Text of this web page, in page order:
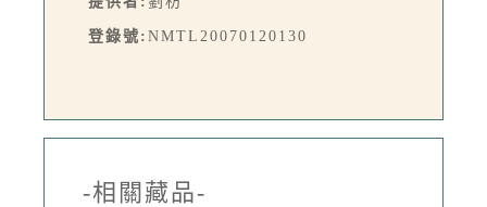
登錄號: NMTL20070120130
-相關藏品-